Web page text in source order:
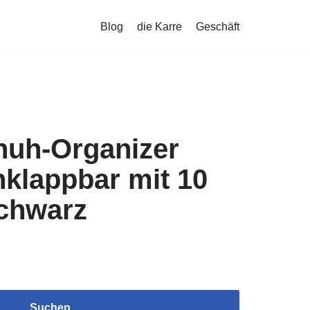
Blog die Karre Geschäft
Organizer
mit 10
Suchen